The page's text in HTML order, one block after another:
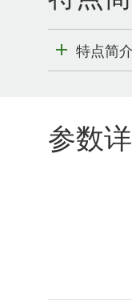
特点简介
参数